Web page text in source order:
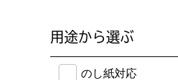
用途から選ぶ
のし紙・メッセージカ
のし紙対応